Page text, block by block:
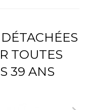
TOUTES
39 ANS